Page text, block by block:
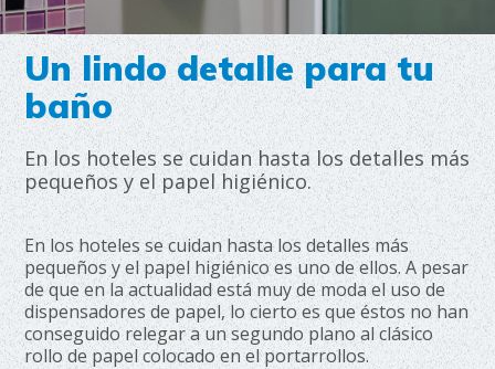
Un lindo detalle para tu
baño
En los hoteles se cuidan hasta los detalles más
pequeños y el papel higiénico.
En los hoteles se cuidan hasta los detalles más
pequeños y el papel higiénico es uno de ellos. A pesar
de que en la actualidad está muy de moda el uso de
dispensadores de papel, lo cierto es que éstos no han
conseguido relegar a un segundo plano al clásico
rollo de papel colocado en el portarrollos.